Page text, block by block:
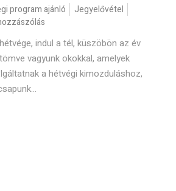
program ajánló
Jegyelővétel
indul a tél, küszöbön az év
vagyunk okokkal, amelyek
a hétvégi kimozduláshoz,